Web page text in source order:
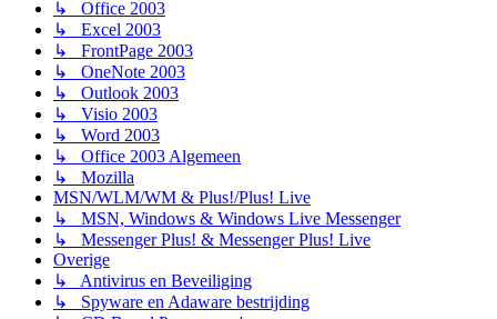
↳ Office 2003
↳ Excel 2003
↳ FrontPage 2003
↳ OneNote 2003
↳ Outlook 2003
↳ Visio 2003
↳ Word 2003
↳ Office 2003 Algemeen
↳ Mozilla
MSN/WLM/WM & Plus!/Plus! Live
↳ MSN, Windows & Windows Live Messenger
↳ Messenger Plus! & Messenger Plus! Live
Overige
↳ Antivirus en Beveiliging
↳ Spyware en Adaware bestrijding